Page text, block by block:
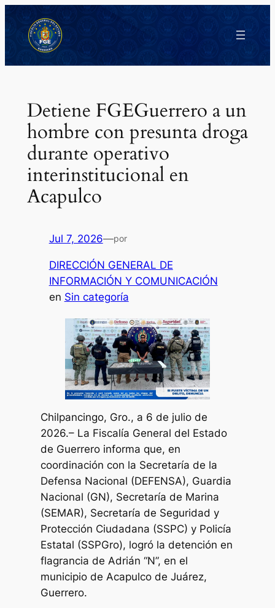
Saltar
al
contenido
Detiene FGEGuerrero a un
hombre con presunta droga
durante operativo
interinstitucional en
Acapulco
Jul 7, 2026—por
DIRECCIÓN GENERAL DE
INFORMACIÓN Y COMUNICACIÓN
en Sin categoría
Chilpancingo, Gro., a 6 de julio de
2026.– La Fiscalía General del Estado
de Guerrero informa que, en
coordinación con la Secretaría de la
Defensa Nacional (DEFENSA), Guardia
Nacional (GN), Secretaría de Marina
(SEMAR), Secretaría de Seguridad y
Protección Ciudadana (SSPC) y Policía
Estatal (SSPGro), logró la detención en
flagrancia de Adrián “N”, en el
municipio de Acapulco de Juárez,
Guerrero.